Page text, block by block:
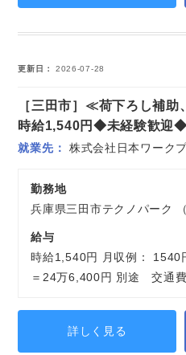
更新日 2026-07-28
［三田市］≪荷下ろし補
時給1,540円◆未経験歓迎
就業先 株式会社日本ワーク
勤務地
兵庫県三田市テクノパーク （
給与
時給1,540円 月収例： 1540
＝24万6,400円 別途 交通
詳しく見る